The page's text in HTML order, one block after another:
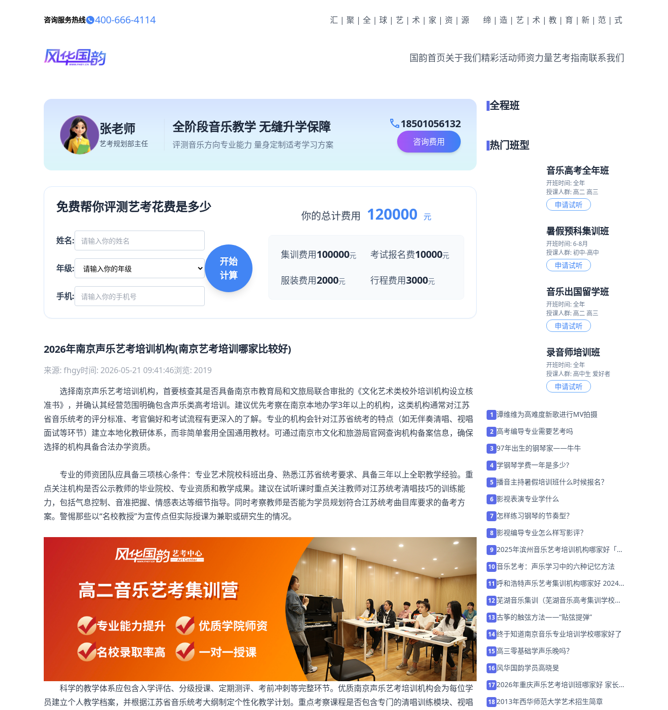
咨询服务热线 400-666-4114 汇|聚|全|球|艺|术|家|资|源 缔|造|艺|术|教|育|新|范|式
国韵首页关于我们精彩活动师资力量艺考指南联系我们
张老师
艺考规划部主任
全阶段音乐教学 无缝升学保障
评测音乐方向专业能力 量身定制适考学习方案
call18501056132
咨询费用
免费帮你评测艺考花费是多少
姓名:
年级:
手机:
开始
计算
你的总计费用 120000 元
集训费用100000元 考试报名费10000元
服装费用2000元 行程费用3000元
2026年南京声乐艺考培训机构(南京艺考培训哪家比较好)
来源: fhgy时间: 2026-05-21 09:41:46浏览: 2019
选择南京声乐艺考培训机构，首要核查其是否具备南京市教育局和文旅局联合审批的《文化艺术类校外培训机构设立核
准书》，并确认其经营范围明确包含声乐类高考培训。建议优先考察在南京本地办学3年以上的机构，这类机构通常对江苏
省音乐统考的评分标准、考官偏好和考试流程有更深入的了解。专业的机构会针对江苏省统考的特点（如无伴奏清唱、视唱
面试等环节）建立本地化教研体系，而非简单套用全国通用教材。可通过南京市文化和旅游局官网查询机构备案信息，确保
选择的机构具备合法办学资质。
专业的师资团队应具备三项核心条件：专业艺术院校科班出身、熟悉江苏省统考要求、具备三年以上全职教学经验。重
点关注机构是否公示教师的毕业院校、专业资质和教学成果。建议在试听课时重点关注教师对江苏统考清唱技巧的训练能
力，包括气息控制、音准把握、情感表达等细节指导。同时考察教师是否能为学员规划符合江苏统考曲目库要求的备考方
案。警惕那些以“名校教授”为宣传点但实际授课为兼职或研究生的情况。
科学的教学体系应包含入学评估、分级授课、定期测评、考前冲刺等完整环节。优质南京声乐艺考培训机构会为每位学
员建立个人教学档案，并根据江苏省音乐统考大纲制定个性化教学计划。重点考察课程是否包含专门的清唱训练模块、视唱
全程班
热门班型
音乐高考全年班
开班时间: 全年
授课人群: 高二 高三
申请试听
暑假预科集训班
开班时间: 6-8月
授课人群: 初中-高中
申请试听
音乐出国留学班
开班时间: 全年
授课人群: 高二 高三
申请试听
录音师培训班
开班时间: 全年
授课人群: 高中生 爱好者
申请试听
1 谭维维为高难度新歌进行MV拍摄
2 高考编导专业需要艺考吗
3 97年出生的钢琴家——牛牛
4 学钢琴学费一年是多少?
5 播音主持暑假培训班什么时候报名？
6 影视表演专业学什么
7 怎样练习钢琴的节奏型？
8 影视编导专业怎么样写影评？
9 2025年滨州音乐艺考培训机构哪家好「考
10音乐艺考：声乐学习中的六种记忆方法
11 呼和浩特声乐艺考集训机构哪家好 2024
12芜湖音乐集训（芜湖音乐高考集训学校哪
13古筝的触弦方法——“贴弦提弹”
14终于知道南京音乐专业培训学校哪家好了
15高三零基础学声乐晚吗？
16 风华国韵学员高晓旻
172026年重庆声乐艺考培训班哪家好 家长
182013年西华师范大学艺术招生简章